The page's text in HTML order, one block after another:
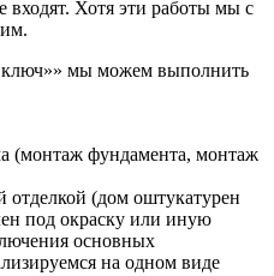
входят. Хотя эти работы мы с
ключ»» мы можем выполнить
(монтаж фундамента, монтаж
отделкой (дом оштукатурен
под окраску или иную
основных
на одном виде